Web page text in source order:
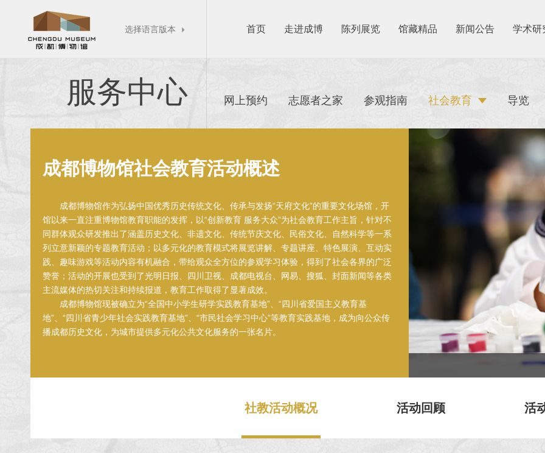
选择语言版本  首页 走进成博 陈列展览 馆藏精品 新闻公告 学术研
服务中心 网上预约 志愿者之家 参观指南 社会教育 导览
成都博物馆社会教育活动概述
成都博物馆作为弘扬中国优秀历史传统文化、传承与发扬“天府文化”的重要文化场馆，开
馆以来一直注重博物馆教育职能的发挥，以“创新教育 服务大众”为社会教育工作主旨，针对不
同群体观众研发推出了涵盖历史文化、非遗文化、传统节庆文化、民俗文化、自然科学等一系
列立意新颖的专题教育活动；以多元化的教育模式将展览讲解、专题讲座、特色展演、互动实
践、趣味游戏等活动内容有机融合，带给观众全方位的参观学习体验，得到了社会各界的广泛
赞誉；活动的开展也受到了光明日报、四川卫视、成都电视台、网易、搜狐、封面新闻等各类
主流媒体的热切关注和持续报道，教育工作取得了显著成效。
成都博物馆现被确立为“全国中小学生研学实践教育基地”、“四川省爱国主义教育基
地”、“四川省青少年社会实践教育基地”、“市民社会学习中心”等教育实践基地，成为向公众传
播成都历史文化，为城市提供多元化公共文化服务的一张名片。
社教活动概况 活动回顾 活